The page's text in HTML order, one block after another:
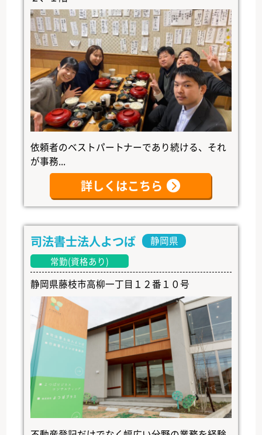
依頼者のベストパートナーであり続ける、それ
が事務...
詳しくはこちら
司法書士法人よつば 静岡県
常勤(資格あり)
静岡県藤枝市高柳一丁目１２番１０号